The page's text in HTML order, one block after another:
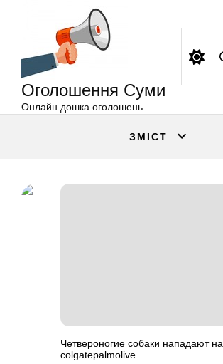
Оголошення Суми
Онлайн дошка оголошень
ЗМІСТ
Четвероногие собаки нападают на
colgatepalmolive